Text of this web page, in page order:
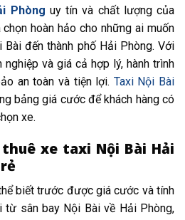
Phòng uy tín và chất lượng của
hoàn hảo cho những ai muốn
đến thành phố Hải Phòng. Với
và giá cả hợp lý, hành trình
an toàn và tiện lợi. Taxi Nội Bài
bảng giá cước để khách hàng có
xe.
xe taxi Nội Bài Hải
biết trước được giá cước và tính
từ sânbayNội Bài về Hải Phòng,